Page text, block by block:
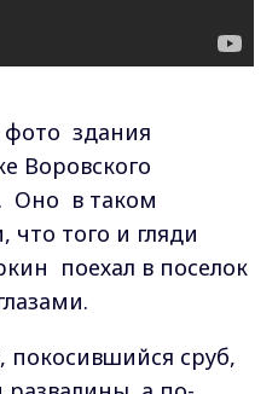
фото здания
Воровского
Оно в таком
что того и гляди
поехал в поселок
сруб,